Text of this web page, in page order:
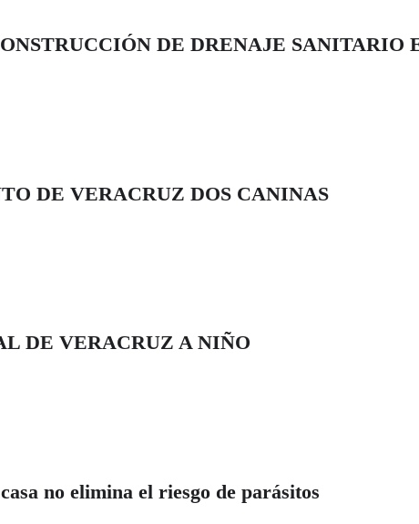
DE DRENAJE SANITARIO
DE VERACRUZ DOS CANINAS
DE VERACRUZ A NIÑO
no elimina el riesgo de parásitos